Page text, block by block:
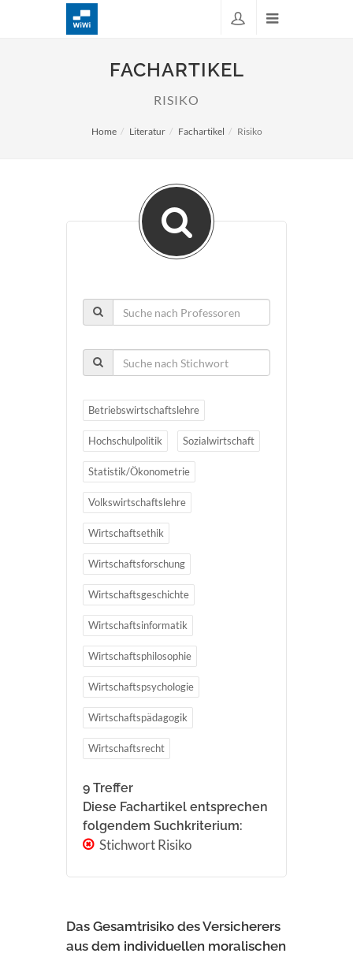
FACHARTIKEL
RISIKO
Home Literatur Fachartikel Risiko
Betriebswirtschaftslehre
Hochschulpolitik Sozialwirtschaft
Statistik/Ökonometrie
Volkswirtschaftslehre
Wirtschaftsethik
Wirtschaftsforschung
Wirtschaftsgeschichte
Wirtschaftsinformatik
Wirtschaftsphilosophie
Wirtschaftspsychologie
Wirtschaftspädagogik
Wirtschaftsrecht
9 Treffer
Diese Fachartikel entsprechen
folgendem Suchkriterium:
Stichwort Risiko
Das Gesamtrisiko des Versicherers
aus dem individuellen moralischen